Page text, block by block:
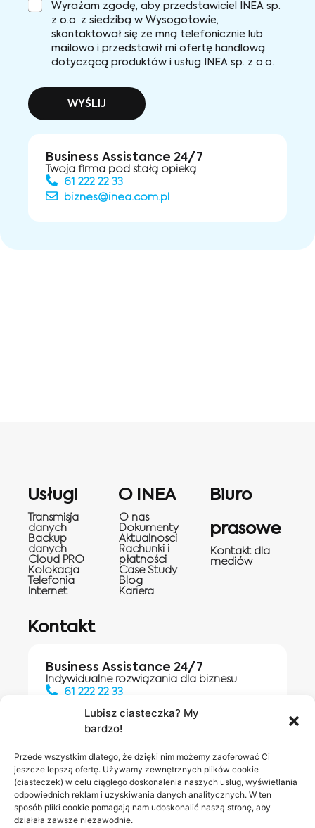
Lubisz ciasteczka? My
bardzo!
Przede wszystkim dlatego, że dzięki nim możemy zaoferować Ci
jeszcze lepszą ofertę. Używamy zewnętrznych plików cookie
(ciasteczek) w celu ciągłego doskonalenia naszych usług, wyświetlania
odpowiednich reklam i uzyskiwania danych analitycznych. W ten
sposób pliki cookie pomagają nam udoskonalić naszą stronę, aby
działała zawsze niezawodnie.
Wyrażam zgodę, aby przedstawiciel INEA sp.
z o.o. z siedzibą w Wysogotowie,
skontaktował się ze mną telefonicznie lub
mailowo i przedstawił mi ofertę handlową
dotyczącą produktów i usług INEA sp. z o.o.
WYŚLIJ
Business Assistance 24/7
Twoja firma pod stałą opieką
61 222 22 33
biznes@inea.com.pl
Usługi
Transmisja
danych
Backup
danych
Cloud PRO
Kolokacja
Telefonia
Internet
O INEA
O nas
Dokumenty
Aktualnosci
Rachunki i
płatności
Case Study
Blog
Kariera
Biuro
prasowe
Kontakt dla
mediów
Kontakt
Business Assistance 24/7
Indywidualne rozwiązania dla biznesu
61 222 22 33
Salony INEA
Napisz do